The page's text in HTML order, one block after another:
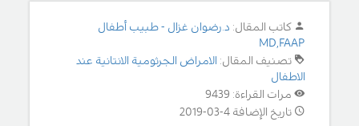
كاتب المقال: د.رضوان غزال - طبيب أطفال
MD,FAAP
تصنيف المقال: الامراض الجرثومية الانتانية عند
الاطفال
مرات القراءة: 9439
تاريخ الإضافة 4-03-2019